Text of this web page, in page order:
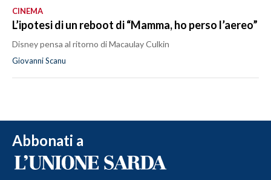
CINEMA
L’ipotesi di un reboot di “Mamma, ho perso l’aereo”
Disney pensa al ritorno di Macaulay Culkin
Giovanni Scanu
Abbonati a